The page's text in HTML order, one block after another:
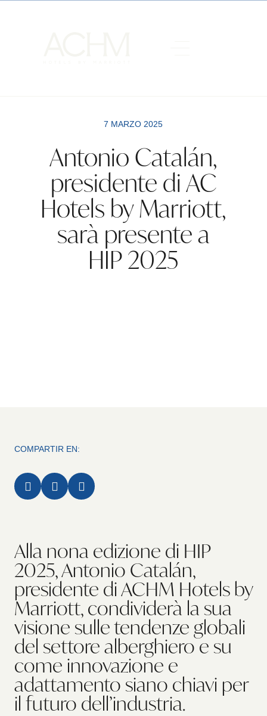
7 MARZO 2025
Antonio Catalán,
presidente di AC
Hotels by Marriott,
sarà presente a
HIP 2025
COMPARTIR EN:
  
Alla nona edizione di HIP
2025, Antonio Catalán,
presidente di ACHM Hotels by
Marriott, condividerà la sua
visione sulle tendenze globali
del settore alberghiero e su
come innovazione e
adattamento siano chiavi per
il futuro dell’industria.